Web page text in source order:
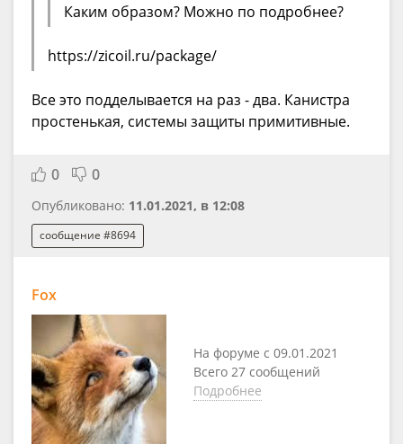
Каким образом? Можно по подробнее?
https://zicoil.ru/package/
Все это подделывается на раз - два. Канистра
простенькая, системы защиты примитивные.
0 0
Опубликовано: 11.01.2021, в 12:08
сообщение #8694
Fox
На форуме с 09.01.2021
Всего 27 сообщений
Подробнее